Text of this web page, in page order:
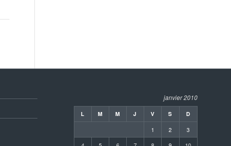
janvier 2010
L M M J V S D
1 2
3